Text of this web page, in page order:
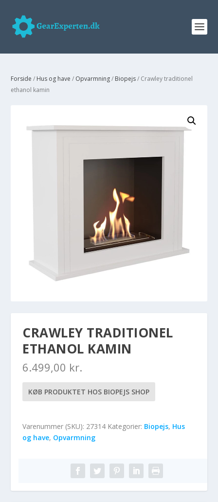
Forside / Hus og have / Opvarmning/ Biopejs/ Crawley traditionel
ethanol kamin
CRAWLEY TRADITIONEL
ETHANOL KAMIN
6.499,00 kr.
KØB PRODUKTET HOS BIOPEJS SHOP
Varenummer (SKU): 27314 Kategorier: Biopejs, Hus
og have, Opvarmning